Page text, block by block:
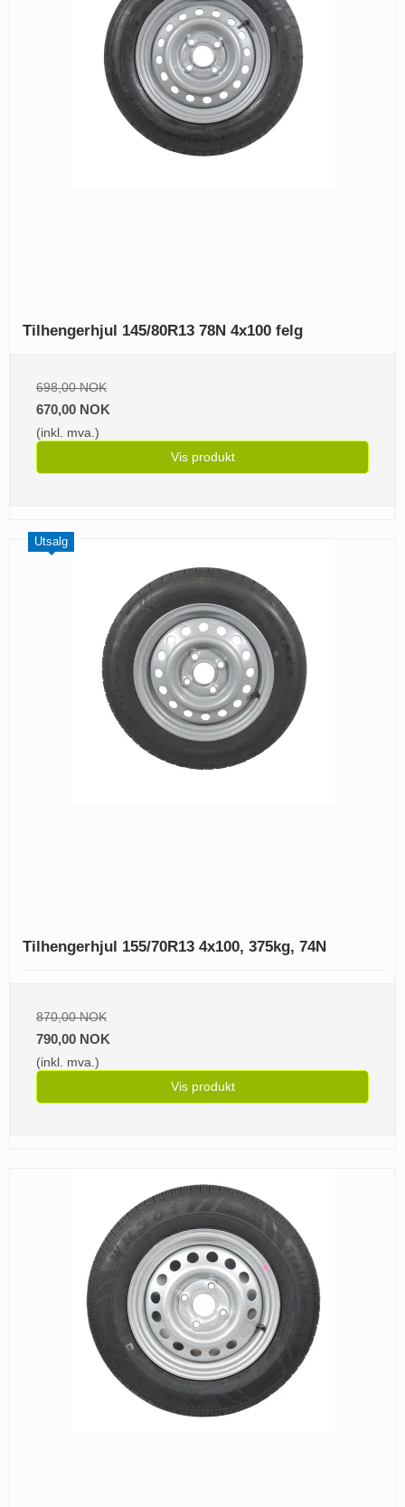
Tilhengerhjul 145/80R13 78N 4x100 felg
698,00 NOK
670,00 NOK
(inkl. mva.)
Vis produkt
Utsalg
Tilhengerhjul 155/70R13 4x100, 375kg, 74N
870,00 NOK
790,00 NOK
(inkl. mva.)
Vis produkt